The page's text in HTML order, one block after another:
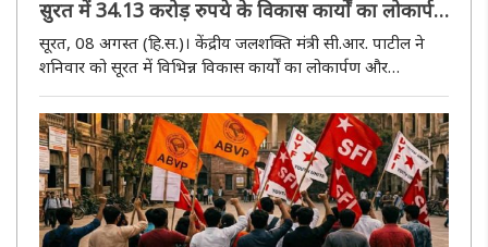
सुरत में 34.13 करोड़ रुपये के विकास कार्यों का लोकार्पण
और भूमिपूजन, सी.आर. पाटील ने अभिभावकों से कहा-
बच्चों को मोबाइल से दूर रखें
सूरत, 08 अगस्त (हि.स.)। केंद्रीय जलशक्ति मंत्री सी.आर. पाटील ने
शनिवार को सूरत में विभिन्न विकास कार्यों का लोकार्पण और
भूमिपूजन किया। इस दौरान 29.75 करोड़ रुपये के पूर्ण हो चुके कार्यों
का लोकार्पण तथा 4.38 करोड़ रुपये के नए कार्यों का भूमिपूजन ..